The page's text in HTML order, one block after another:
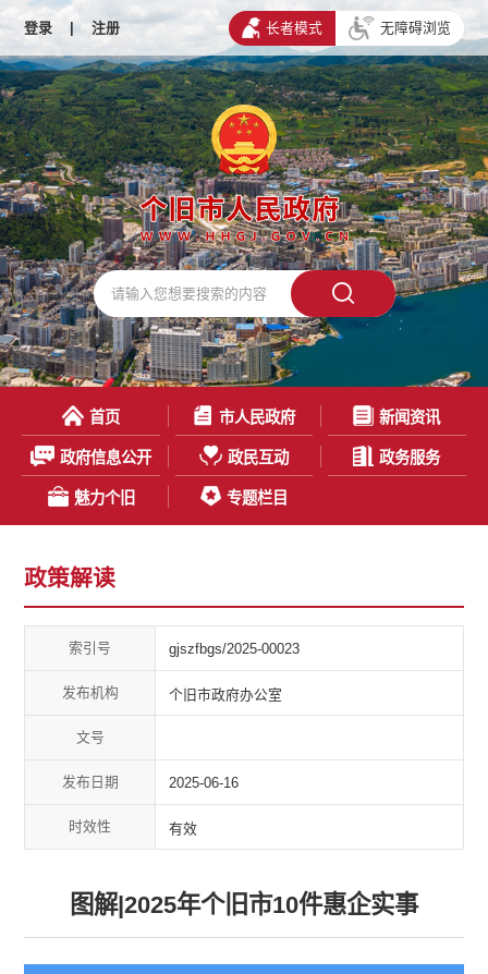
登录 | 注册 长者模式 无障碍浏览
首页 市人民政府 新闻资讯
政府信息公开 政民互动 政务服务
魅力个旧 专题栏目
政策解读
索引号 gjszfbgs/2025-00023
发布机构 个旧市政府办公室
文号
发布日期 2025-06-16
时效性 有效
图解|2025年个旧市10件惠企实事